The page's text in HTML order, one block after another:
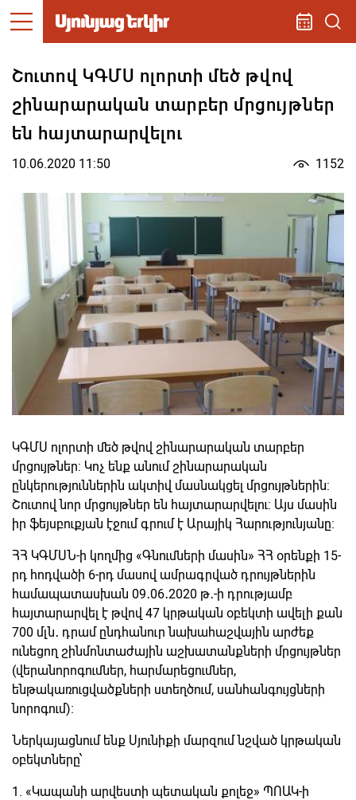
Շուտով ԿԳՄՍ ոլորտի մեծ թվով
շինարարական տարբեր մրցույթներ
են հայտարարվելու
10.06.2020 11:50 1152
ԿԳՄՍ ոլորտի մեծ թվով շինարարական տարբեր
մրցույթներ: Կոչ ենք անում շինարարական
ընկերություններին ակտիվ մասնակցել մրցույթներին:
Շուտով նոր մրցույթներ են հայտարարվելու: Այս մասին
իր ֆեյսբուքյան էջում գրում է Արայիկ Հարությունյանը:
ՀՀ ԿԳՄՍՆ-ի կողմից «Գնումների մասին» ՀՀ օրենքի 15-
րդ հոդվածի 6-րդ մասով ամրագրված դրույթներին
համապատասխան 09․06․2020 թ․-ի դրությամբ
հայտարարվել է թվով 47 կրթական օբեկտի ավելի քան
700 մլն․ դրամ ընդհանուր նախահաշվային արժեք
ունեցող շինմոնտաժային աշխատանքների մրցույթներ
(վերանորոգումներ, հարմարեցումներ,
ենթակառուցվածքների ստեղծում, սանհանգույցների
նորոգում)։
Ներկայացնում ենք Սյունիքի մարզում նշված կրթական
օբեկտները՝
1. «Կապանի արվեստի պետական քոլեջ» ՊՈԱԿ-ի